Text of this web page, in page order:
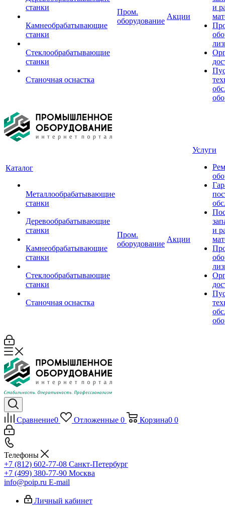
станки
Камнеобрабатывающие
станки
Стеклообрабатывающие
станки
Станочная оснастка
Пром.
оборудование
Акции
и
Каталог
Металлообрабатывающие
станки
Деревообрабатывающие
станки
Камнеобрабатывающие
станки
Стеклообрабатывающие
станки
Станочная оснастка
Пром.
оборудование
Акции
Услуги
и
Сравнение0 Отложенные 0 Корзина0 0
Телефоны
+7 (812) 602-77-08 Санкт-Петербург
+7 (499) 380-77-90 Москва
info@poip.ru E-mail
Личный кабинет